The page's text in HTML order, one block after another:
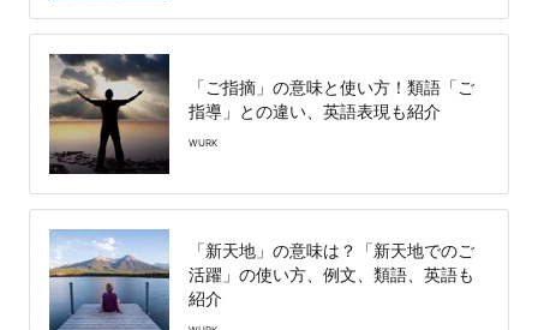
「ご指摘」の意味と使い方！類語「ご
指導」との違い、英語表現も紹介
WURK
「新天地」の意味は？「新天地でのご
活躍」の使い方、例文、類語、英語も
紹介